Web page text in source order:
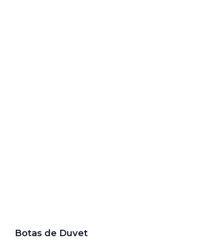
Botas de Duvet